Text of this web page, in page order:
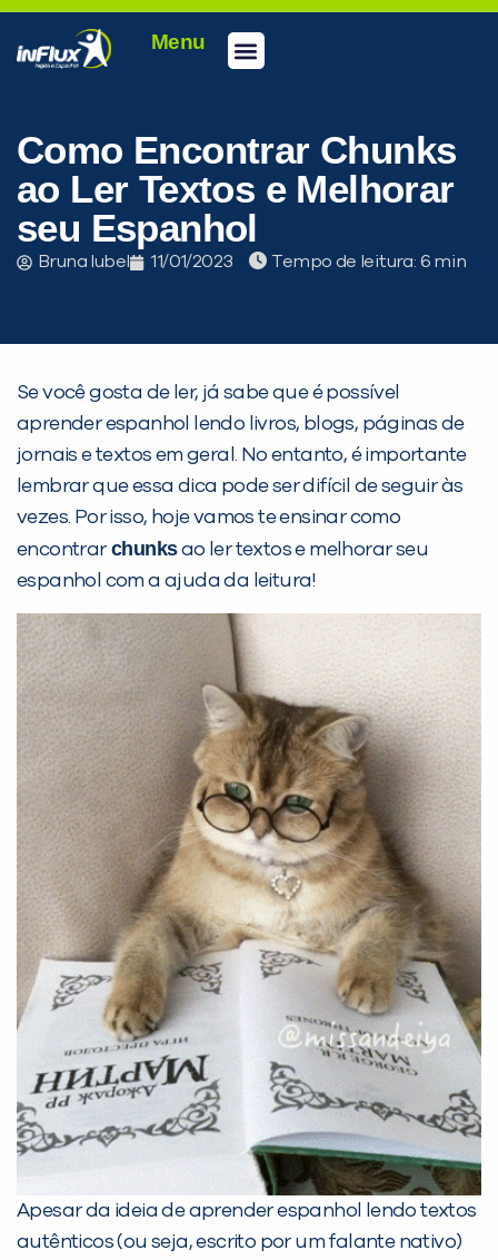
Menu
Como Encontrar Chunks
ao Ler Textos e Melhorar
seu Espanhol
Bruna Iubel 11/01/2023 Tempo de leitura:
Se você gosta de ler, já sabe que é possível
aprender espanhol lendo livros, blogs, páginas de
jornais e textos em geral. No entanto, é importante
lembrar que essa dica pode ser difícil de seguir às
vezes. Por isso, hoje vamos te ensinar como
encontrarchunksao ler textos e melhorar seu
espanhol com a ajuda da leitura!
Apesar da ideia de aprender espanhol lendo textos
autênticos (ou seja, escrito por um falante nativo)
PEÇA UMA DEMONSTRAÇÃO DE MÉTODO
Desculpe!
Não encontramos nenhuma unidade
inFlux nesta cidade ou bairro que
você digitou.